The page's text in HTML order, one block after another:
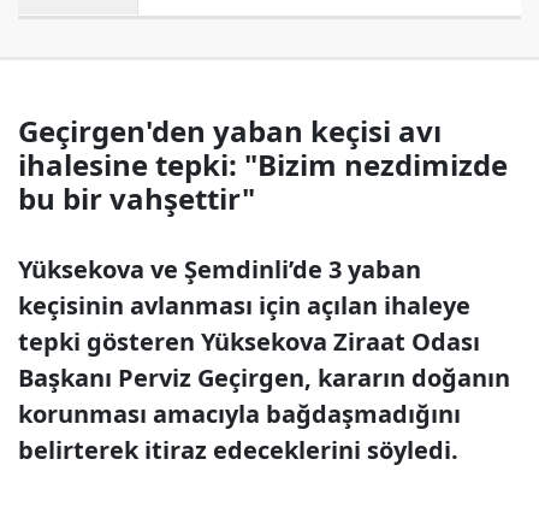
Geçirgen'den yaban keçisi avı
ihalesine tepki: "Bizim nezdimizde
bu bir vahşettir"
Yüksekova ve Şemdinli’de 3 yaban
keçisinin avlanması için açılan ihaleye
tepki gösteren Yüksekova Ziraat Odası
Başkanı Perviz Geçirgen, kararın doğanın
korunması amacıyla bağdaşmadığını
belirterek itiraz edeceklerini söyledi.